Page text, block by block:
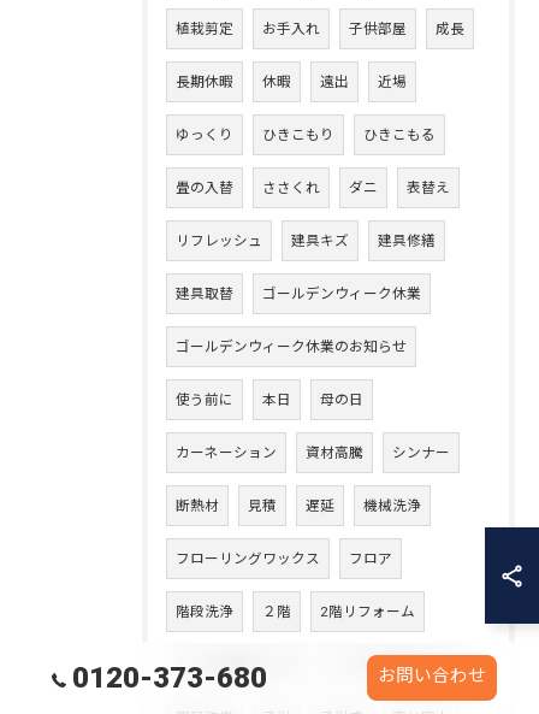
植栽剪定 お手入れ 子供部屋 成長
長期休暇 休暇 遠出 近場
ゆっくり ひきこもり ひきこもる
畳の入替 ささくれ ダニ 表替え
リフレッシュ 建具キズ 建具修繕
建具取替 ゴールデンウィーク休業
ゴールデンウィーク休業のお知らせ
使う前に 本日 母の日
カーネーション 資材高騰 シンナー
断熱材 見積 遅延 機械洗浄
フローリングワックス フロア
階段洗浄 ２階 2階リフォーム
１つの部屋から2つ 一つのお部屋を二つ
0120-373-680 お問い合わせ